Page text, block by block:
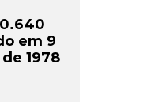
em 9
1978